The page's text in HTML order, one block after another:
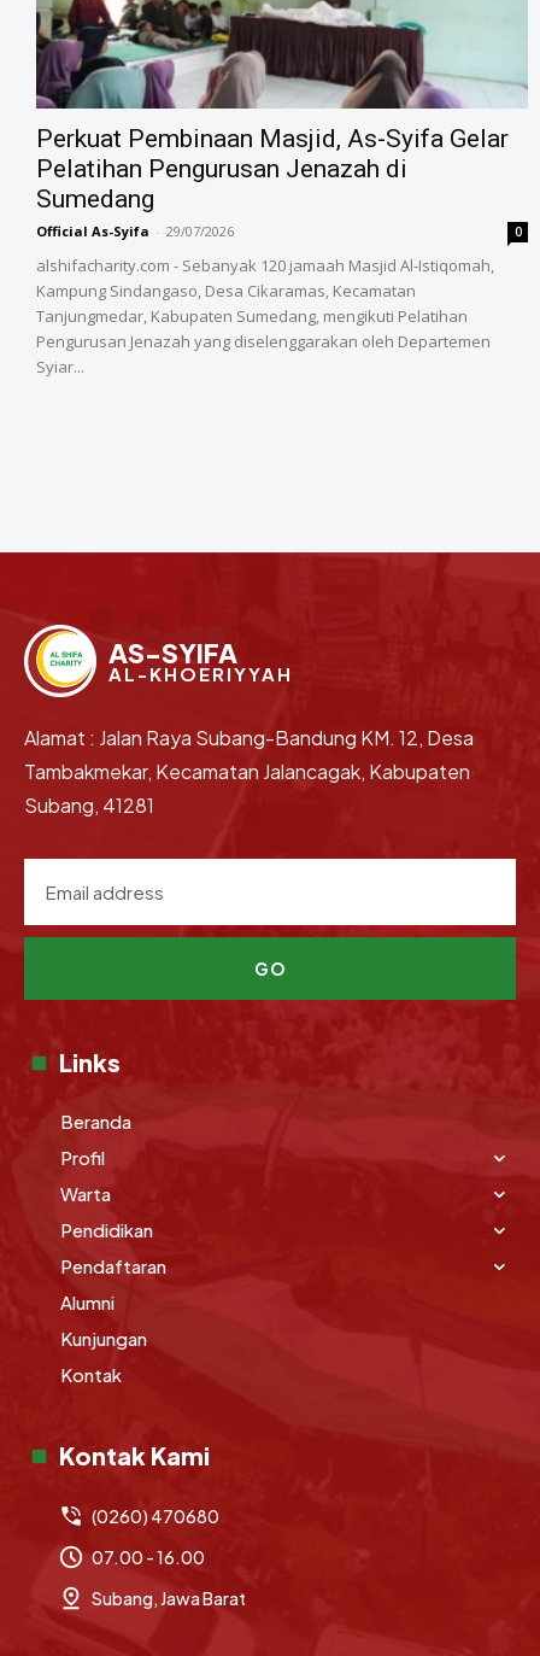
‎Perkuat Pembinaan Masjid, As-Syifa Gelar
Pelatihan Pengurusan Jenazah di
Sumedang
Official As-Syifa - 29/07/2026 0
alshifacharity.com - Sebanyak 120 jamaah Masjid Al-Istiqomah,
Kampung Sindangaso, Desa Cikaramas, Kecamatan
Tanjungmedar, Kabupaten Sumedang, mengikuti Pelatihan
Pengurusan Jenazah yang diselenggarakan oleh Departemen
Syiar...
AS-SYIFA
AL-KHOERIYYAH
Alamat : Jalan Raya Subang-Bandung KM. 12, Desa
Tambakmekar, Kecamatan Jalancagak, Kabupaten
Subang, 41281
GO
Links
Beranda
Profil
Warta
Pendidikan
Pendaftaran
Alumni
Kunjungan
Kontak
Kontak Kami
(0260) 470680
07.00 - 16.00
Subang, Jawa Barat